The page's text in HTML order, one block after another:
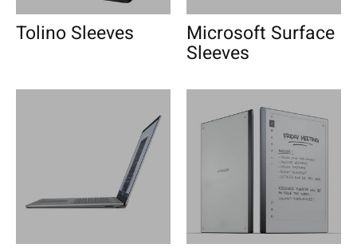
Tolino Sleeves Microsoft Surface
Sleeves